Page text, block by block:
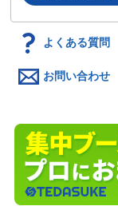
よくある質問
お問い合わせ